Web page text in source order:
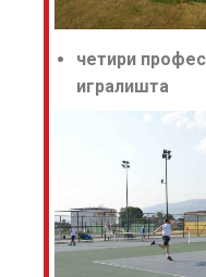
четири
игралишта